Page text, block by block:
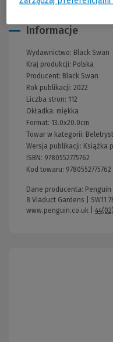
Informacje
Wydawnictwo: Black Swan
Kraj produkcji: Polska
Producent: Black Swan
Rok publikacji: 2022
Liczba stron: 112
Okładka: miękka
Format: 13.0x20.0cm
Towar w kategorii:
Wersja publikacji: Książka
ISBN: 9780552775762
Kod towaru: 9780552775762
Dane producenta: Penguin
8 Viaduct Gardens | SW11
www.penguin.co.uk